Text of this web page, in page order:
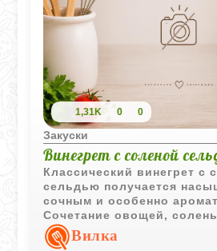
1,31K 0 0
Закуски
Винегрет с соленой
Классический винегрет с
сельдью получается
сочным и особенно
Сочетание овощей,
рыбы делает салат более
выразительным по вкусу.
Вилка